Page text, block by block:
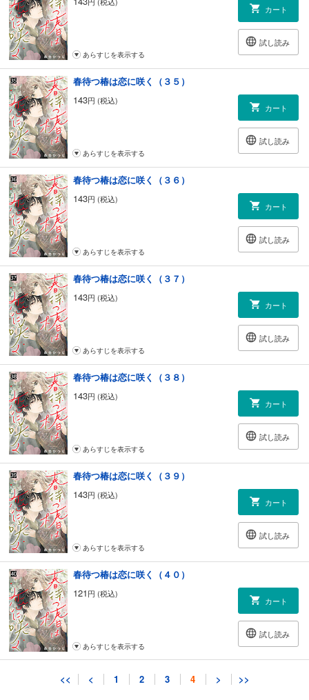
カート
試し読み
あらすじを表示する
春待つ椿は恋に咲く（３５）
143円 (税込)
カート
試し読み
あらすじを表示する
春待つ椿は恋に咲く（３６）
143円 (税込)
カート
試し読み
あらすじを表示する
春待つ椿は恋に咲く（３７）
143円 (税込)
カート
試し読み
あらすじを表示する
春待つ椿は恋に咲く（３８）
143円 (税込)
カート
試し読み
あらすじを表示する
春待つ椿は恋に咲く（３９）
143円 (税込)
カート
試し読み
あらすじを表示する
春待つ椿は恋に咲く（４０）
121円 (税込)
カート
試し読み
あらすじを表示する
春待つ椿は恋に咲く（４１）
<< < 1 2 3 4 > >>